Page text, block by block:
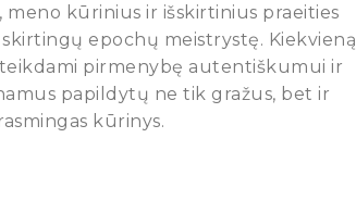
kūrinius ir išskirtinius praeities
epochų meistrystę. Kiekvieną
pirmenybę autentiškumui ir
papildytų ne tik gražus, bet ir
kūrinys.